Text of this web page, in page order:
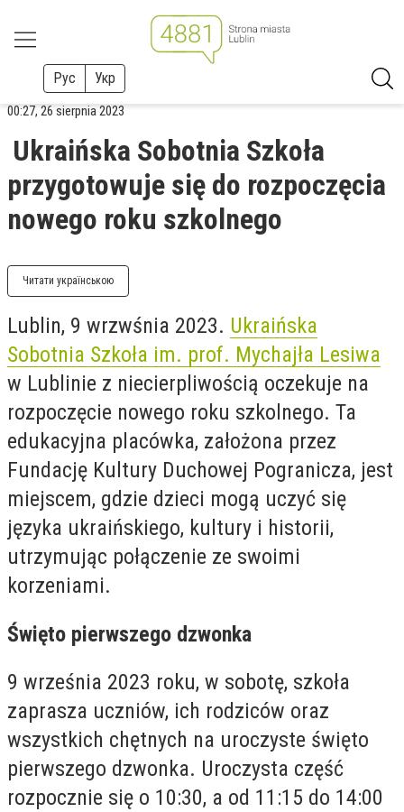
Рус Укр
00:27, 26 sierpnia 2023
Ukraińska Sobotnia Szkoła
przygotowuje się do rozpoczęcia
nowego roku szkolnego
Читати українською
Lublin, 9 wrzwśnia 2023. Ukraińska
Sobotnia Szkoła im. prof. Mychajła Lesiwa
w Lublinie z niecierpliwością oczekuje na
rozpoczęcie nowego roku szkolnego. Ta
edukacyjna placówka, założona przez
Fundację Kultury Duchowej Pogranicza, jest
miejscem, gdzie dzieci mogą uczyć się
języka ukraińskiego, kultury i historii,
utrzymując połączenie ze swoimi
korzeniami.
Święto pierwszego dzwonka
9 września 2023 roku, w sobotę, szkoła
zaprasza uczniów, ich rodziców oraz
wszystkich chętnych na uroczyste święto
pierwszego dzwonka. Uroczysta część
rozpocznie się o 10:30, a od 11:15 do 14:00